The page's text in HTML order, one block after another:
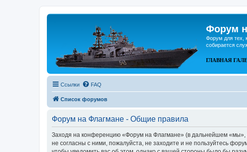
Форум
Форум для тех,
собирается
ГЛАВНАЯ
Ссылки FAQ
Список форумов
Форум на Флагмане - Общие правила
Заходя на конференцию «Форум на Флагмане» (в дальнейшем «мы»,
не согласны с ними, пожалуйста, не заходите и не пользуйтесь